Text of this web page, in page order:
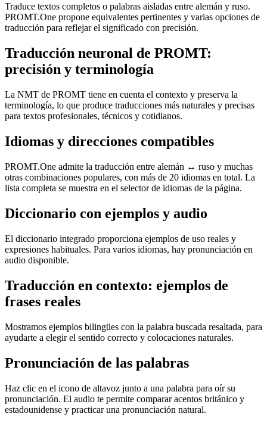
Traduce textos completos o palabras aisladas entre alemán y ruso.
PROMT.One propone equivalentes pertinentes y varias opciones de
traducción para reflejar el significado con precisión.
Traducción neuronal de PROMT:
precisión y terminología
La NMT de PROMT tiene en cuenta el contexto y preserva la
terminología, lo que produce traducciones más naturales y precisas
para textos profesionales, técnicos y cotidianos.
Idiomas y direcciones compatibles
PROMT.One admite la traducción entre alemán ↔ ruso y muchas
otras combinaciones populares, con más de 20 idiomas en total. La
lista completa se muestra en el selector de idiomas de la página.
Diccionario con ejemplos y audio
El diccionario integrado proporciona ejemplos de uso reales y
expresiones habituales. Para varios idiomas, hay pronunciación en
audio disponible.
Traducción en contexto: ejemplos de
frases reales
Mostramos ejemplos bilingües con la palabra buscada resaltada, para
ayudarte a elegir el sentido correcto y colocaciones naturales.
Pronunciación de las palabras
Haz clic en el icono de altavoz junto a una palabra para oír su
pronunciación. El audio te permite comparar acentos británico y
estadounidense y practicar una pronunciación natural.